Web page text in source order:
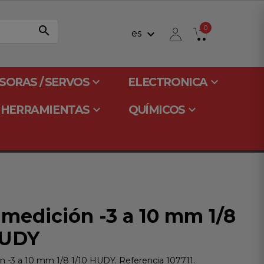
search es keyboard_arrow_down 0
/ SERVOSkeyboard_arrow_down ELECTRONICAkeyboard_arrow_down
HERRAMIENTAS keyboard_arrow_down QUÍMICOSkeyboard_arrow_down
-3 a 10 mm 1/8
-3 a 10 mm 1/8 1/10 HUDY. Referencia 107711.